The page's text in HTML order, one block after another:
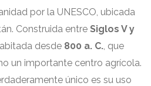
por la UNESCO, ubicada
Construida entre Siglos V y
desde 800 a. C., que
un importante centro agrícola.
único es su uso